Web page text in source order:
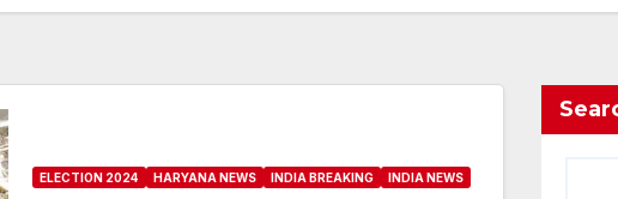
ELECTION 2024 HARYANA NEWS INDIA BREAKING INDIA NEWS